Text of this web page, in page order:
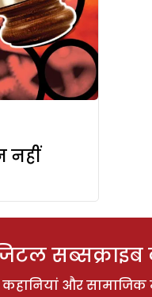
नहीं
और सामाजिक